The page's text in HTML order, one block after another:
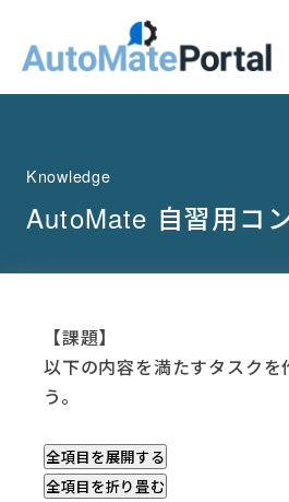
Knowledge
AutoMate 自習用コ
【課題】
以下の内容を満たすタスクを
う。
全項目を展開する
全項目を折り畳む